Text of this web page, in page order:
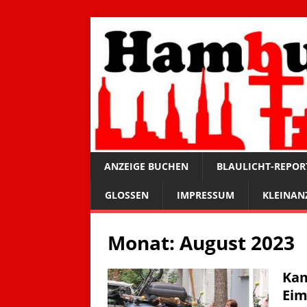
ANZEIGE BUCHEN BLAULICHT-
GLOSSEN IMPRESSUM
Monat: August 2023